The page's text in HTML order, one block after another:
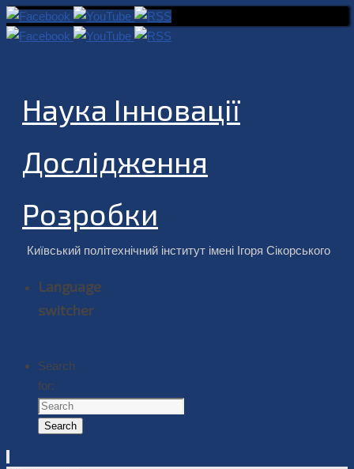
Наука Інновації
Дослідження
Розробки
Київський політехнічний інститут імені Ігоря Сікорського
Language
switcher
Search
for:
Search